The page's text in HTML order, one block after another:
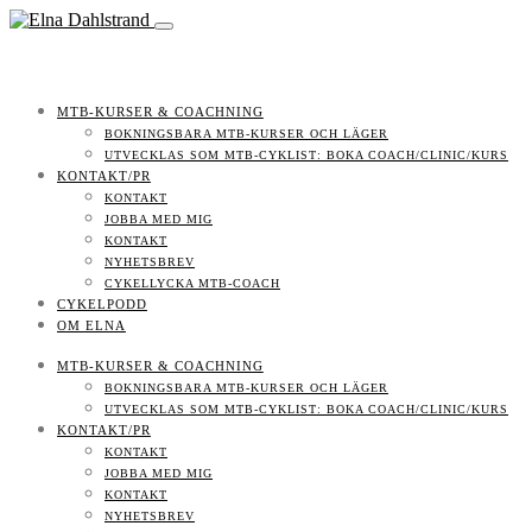
MTB-KURSER & COACHNING
BOKNINGSBARA MTB-KURSER OCH LÄGER
UTVECKLAS SOM MTB-CYKLIST: BOKA COACH/CLINIC/KURS
KONTAKT/PR
KONTAKT
JOBBA MED MIG
KONTAKT
NYHETSBREV
CYKELLYCKA MTB-COACH
CYKELPODD
OM ELNA
MTB-KURSER & COACHNING
BOKNINGSBARA MTB-KURSER OCH LÄGER
UTVECKLAS SOM MTB-CYKLIST: BOKA COACH/CLINIC/KURS
KONTAKT/PR
KONTAKT
JOBBA MED MIG
KONTAKT
NYHETSBREV